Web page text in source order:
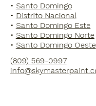
• Santo Domingo
• Distrito Nacional
• Santo Domingo Este
• Santo Domingo Norte
• Santo Domingo Oeste
(809) 569-0997